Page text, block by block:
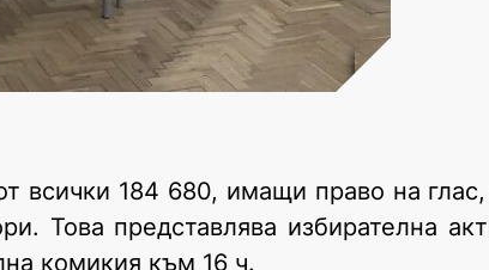
всички 184 680, имащи право на
Това представлява избирателна
комикия към 16 ч.